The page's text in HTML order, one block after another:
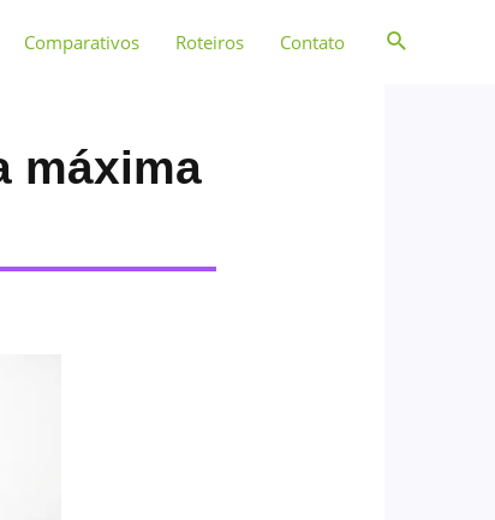
Comparativos Roteiros Contato
máxima